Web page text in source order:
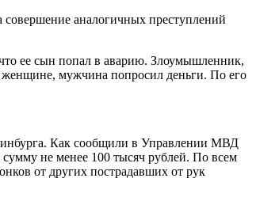
аналогичных преступлений
ее сын попал в аварию. Злоумышленник,
мужчина попросил деньги. По его
Как сообщили в Управлении МВД
не менее 100 тысяч рублей. По всем
от других пострадавших от рук